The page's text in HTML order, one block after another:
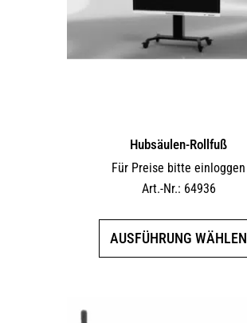
Hubsäulen-Rollfuß
Für Preise bitte einloggen
Art.-Nr.: 64936
AUSFÜHRUNG WÄHLEN